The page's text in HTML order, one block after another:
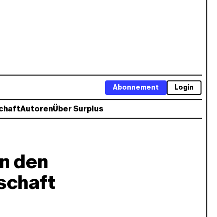
Login
Abonnement
AutorenÜber Surplus
den